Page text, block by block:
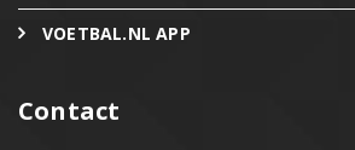
VOETBAL.NL APP
Contact